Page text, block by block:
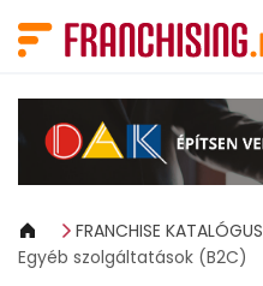
FRANCHISE KATALÓGUS
Egyéb szolgáltatások (B2C)